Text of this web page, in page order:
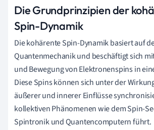
Die Grundprinzipien der
Spin-Dynamik
Die kohärente Spin-Dynamik basiert auf
Quantenmechanik und beschäftigt sich
und Bewegung von Elektronenspins in
Diese Spins können sich unter der
äußerer und innerer Einflüsse
kollektiven Phänomenen wie dem Spin-
Spintronik und Quantencomputern führt.